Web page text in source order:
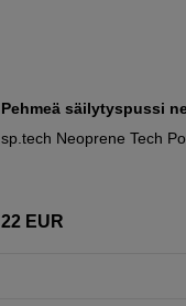
Pehmeä säilytyspussi
sp.tech Neoprene Tech
22 EUR